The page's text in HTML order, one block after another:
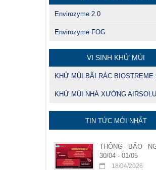
Envirozyme 2.0
Envirozyme FOG
VI SINH KHỬ MÙI
KHỬ MÙI BÃI RÁC BIOSTREME
KHỬ MÙI NHÀ XƯỞNG
TIN TỨC MỚI NHẤT
THÔNG BÁO
30/04 - 01/05
18/04/2026